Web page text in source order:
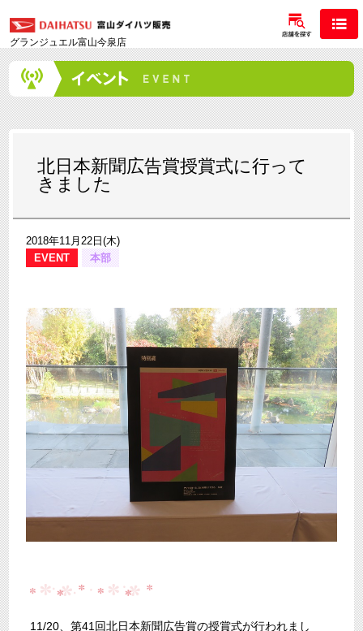
グランジュエル富山今泉店
北日本新聞広告賞授賞式に行って
きました
2018年11月22日(木)
EVENT
本部
11/20、第41回北日本新聞広告賞の授賞式が行われまし